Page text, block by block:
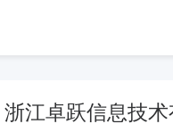
浙江卓跃信息技术